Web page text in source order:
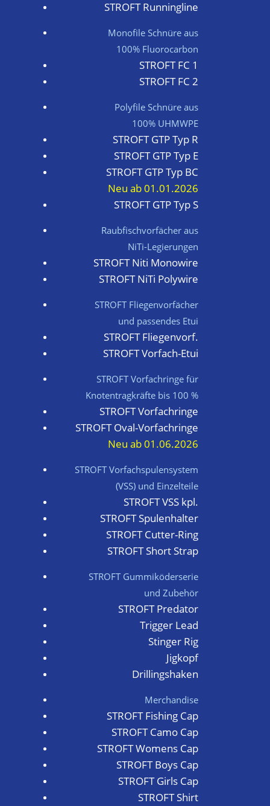
STROFT Runningline
Monofile Schnüre aus
100% Fluorocarbon
STROFT FC 1
STROFT FC 2
Polyfile Schnüre aus
100% UHMWPE
STROFT GTP Typ R
STROFT GTP Typ E
STROFT GTP Typ BC
Neu ab 01.01.2026
STROFT GTP Typ S
Raubfischvorfächer aus
NiTi-Legierungen
STROFT Niti Monowire
STROFT NiTi Polywire
STROFT Fliegenvorfächer
und passendes Etui
STROFT Fliegen­vorf.
STROFT Vorfach-Etui
STROFT Vorfachringe für
Knotentragkräfte bis 100 %
STROFT Vorfachringe
STROFT Oval-Vorfachringe
Neu ab 01.06.2026
STROFT Vorfach­spulen­system
(VSS) und Einzelteile
STROFT VSS kpl.
STROFT Spulenhalter
STROFT Cutter-Ring
STROFT Short Strap
STROFT Gummiköderserie
und Zubehör
STROFT Predator
Trigger Lead
Stinger Rig
Jigkopf
Drillingshaken
Merchandise
STROFT Fishing Cap
STROFT Camo Cap
STROFT Womens Cap
STROFT Boys Cap
STROFT Girls Cap
STROFT Shirt